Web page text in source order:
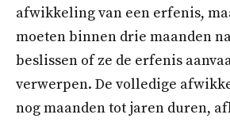
afwikkeling van een erfenis,
moeten binnen drie maanden
beslissen of ze de erfenis
verwerpen. De volledige
nog maanden tot jaren duren,